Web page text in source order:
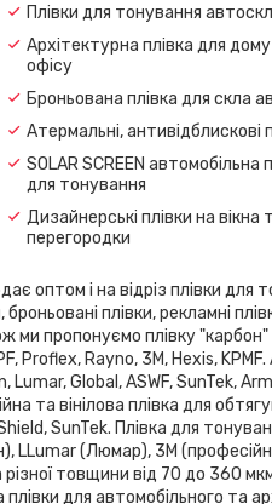
Плівки для тонування
Архітектурна плівка для
офісу
Броньована плівка для скла
Атермальні, антивідблискові
SOLAR SCREEN автомобільна
для тонування
Дизайнерські плівки на вікна
перегородки
оптом і на відріз плівки для
броньовані плівки, рекламні
пропонуємо плівку "карбон"
Proflex, Rayno, 3М, Hexis,
Global, ASWF, SunTek,
та вінілова плівка для
SunTek. Плівка для
(Люмар), 3М (професійна
товщини від 70 до 360
для автомобільного та